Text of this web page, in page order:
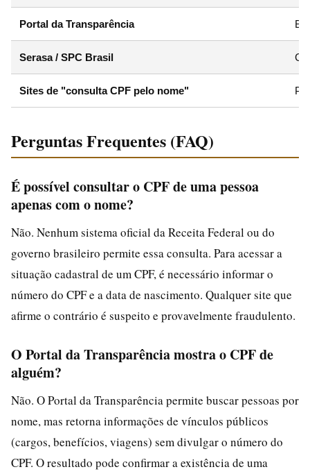
Portal da Transparência
Serasa / SPC Brasil
Sites de "consulta CPF pelo nome"
Perguntas Frequentes (FAQ)
É possível consultar o CPF de uma pessoa
apenas com o nome?
Não. Nenhum sistema oficial da Receita Federal ou do
governo brasileiro permite essa consulta. Para acessar a
situação cadastral de um CPF, é necessário informar o
número do CPF e a data de nascimento. Qualquer site que
afirme o contrário é suspeito e provavelmente fraudulento.
O Portal da Transparência mostra o CPF de
alguém?
Não. O Portal da Transparência permite buscar pessoas por
nome, mas retorna informações de vínculos públicos
(cargos, benefícios, viagens) sem divulgar o número do
CPF. O resultado pode confirmar a existência de uma